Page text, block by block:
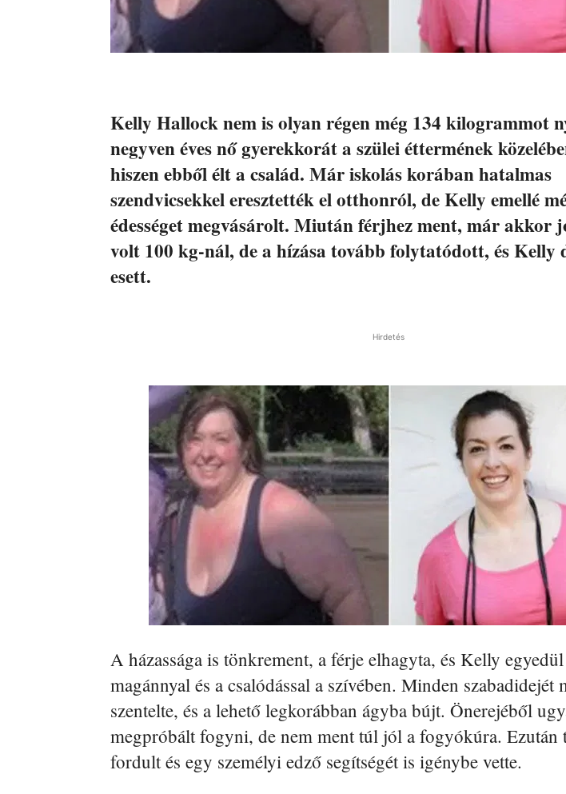
Kelly Hallock nem is olyan régen még 134 kilogrammot
negyven éves nő gyerekkorát a szülei éttermének
hiszen ebből élt a család. Már iskolás korában hatalmas
szendvicsekkel eresztették el otthonról, de Kelly emellé
édességet megvásárolt. Miután férjhez ment, már akkor
volt 100 kg-nál, de a hízása tovább folytatódott, és Kelly
esett.
Hirdetés
A házassága is tönkrement, a férje elhagyta, és Kelly
magánnyal és a csalódással a szívében. Minden szabadidejét
szentelte, és a lehető legkorábban ágyba bújt. Önerejéből
megpróbált fogyni, de nem ment túl jól a fogyókúra. Ezután
fordult és egy személyi edző segítségét is igénybe vette.